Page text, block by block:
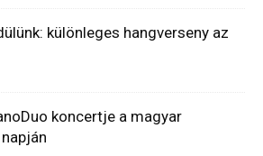
különleges hangverseny az
koncertje a magyar